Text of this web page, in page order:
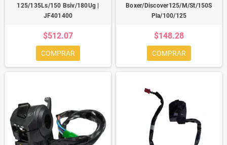
125/135Ls/150 Bsiv/180Ug |
JF401400
$512.07
COMPRAR
Boxer/Discover125/M/St/150S
Pla/100/125
$148.28
COMPRAR